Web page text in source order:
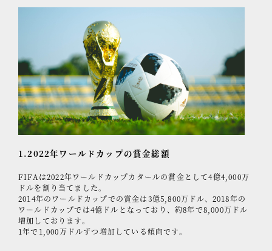
1.2022年ワールドカップの賞金総額
FIFAは2022年ワールドカップカタールの賞金として4億4,000万
ドルを割り当てました。
2014年のワールドカップでの賞金は3億5,800万ドル、2018年の
ワールドカップでは4億ドルとなっており、約8年で8,000万ドル
増加しております。
1年で1,000万ドルずつ増加している傾向です。